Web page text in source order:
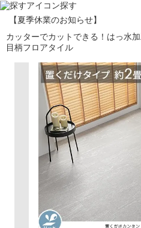
探す
【夏季休業のお知らせ】
カッターでカットできる！はっ水
目柄フロアタイル